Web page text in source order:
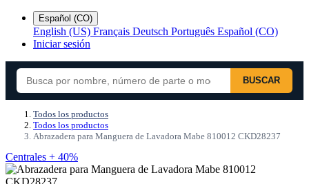
Español (CO)
English (US) Français Deutsch Português Español (CO)
Iniciar sesión
BUSCAR
Todos los productos
Todos los productos
Abrazadera para Manguera de Lavadora Mabe 810012 CKD28237
Centrales + 40%